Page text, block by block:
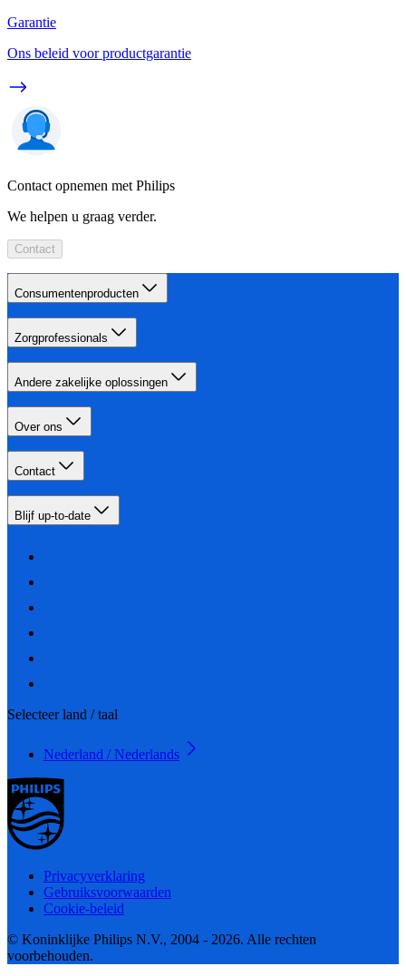
Garantie
Ons beleid voor productgarantie
Contact opnemen met Philips
We helpen u graag verder.
Contact
Consumentenproducten
Zorgprofessionals
Andere zakelijke oplossingen
Over ons
Contact
Blijf up-to-date
Selecteer land / taal
Nederland / Nederlands
Privacyverklaring
Gebruiksvoorwaarden
Cookie-beleid
© Koninklijke Philips N.V., 2004 - 2026. Alle rechten
voorbehouden.